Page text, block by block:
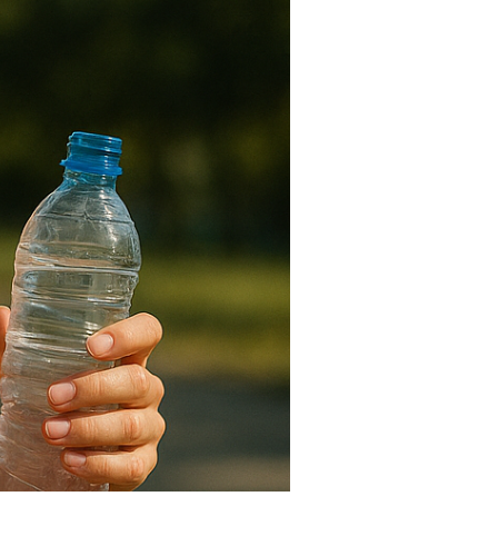
ÓPTICAS
KINESIOLOGÍA